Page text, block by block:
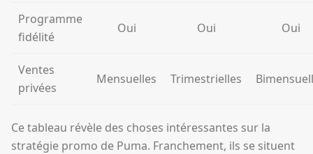
Programme
fidélité
Oui Oui Oui
Ventes
privées
Mensuelles Trimestrielles
Ce tableau révèle des choses intéressantes sur la
stratégie promo de Puma. Franchement, ils se situent